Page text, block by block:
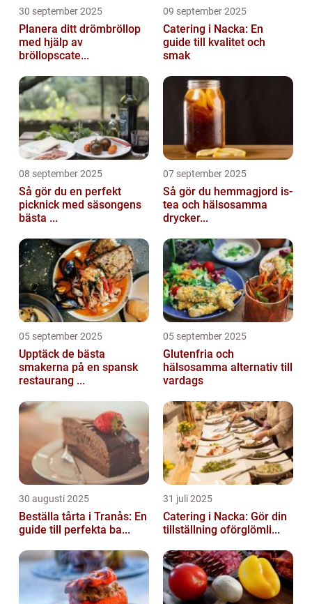
30 september 2025
Planera ditt drömbröllop
med hjälp av
bröllopscate...
09 september 2025
Catering i Nacka: En
guide till kvalitet och
smak
08 september 2025
Så gör du en perfekt
picknick med säsongens
bästa ...
07 september 2025
Så gör du hemmagjord is-
tea och hälsosamma
drycker...
05 september 2025
Upptäck de bästa
smakerna på en spansk
restaurang ...
05 september 2025
Glutenfria och
hälsosamma alternativ till
vardags
30 augusti 2025
Beställa tårta i Tranås: En
guide till perfekta ba...
31 juli 2025
Catering i Nacka: Gör din
tillställning oförglömli...